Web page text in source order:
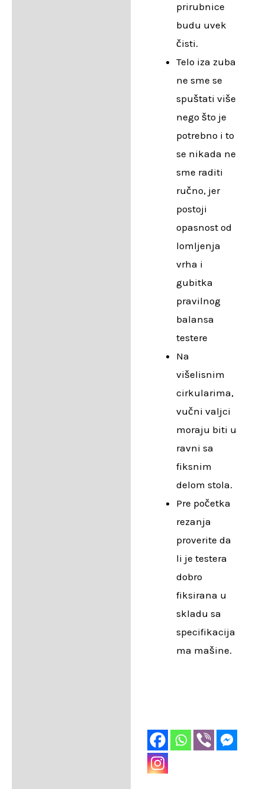
prirubnice
budu uvek
čisti.
Telo iza zuba
ne sme se
spuštati više
nego što je
potrebno i to
se nikada ne
sme raditi
ručno, jer
postoji
opasnost od
lomljenja
vrha i
gubitka
pravilnog
balansa
testere
Na
višelisnim
cirkularima,
vučni valjci
moraju biti u
ravni sa
fiksnim
delom stola.
Pre početka
rezanja
proverite da
li je testera
dobro
fiksirana u
skladu sa
specifikacija
ma mašine.